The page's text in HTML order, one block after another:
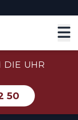
DIE UHR
50